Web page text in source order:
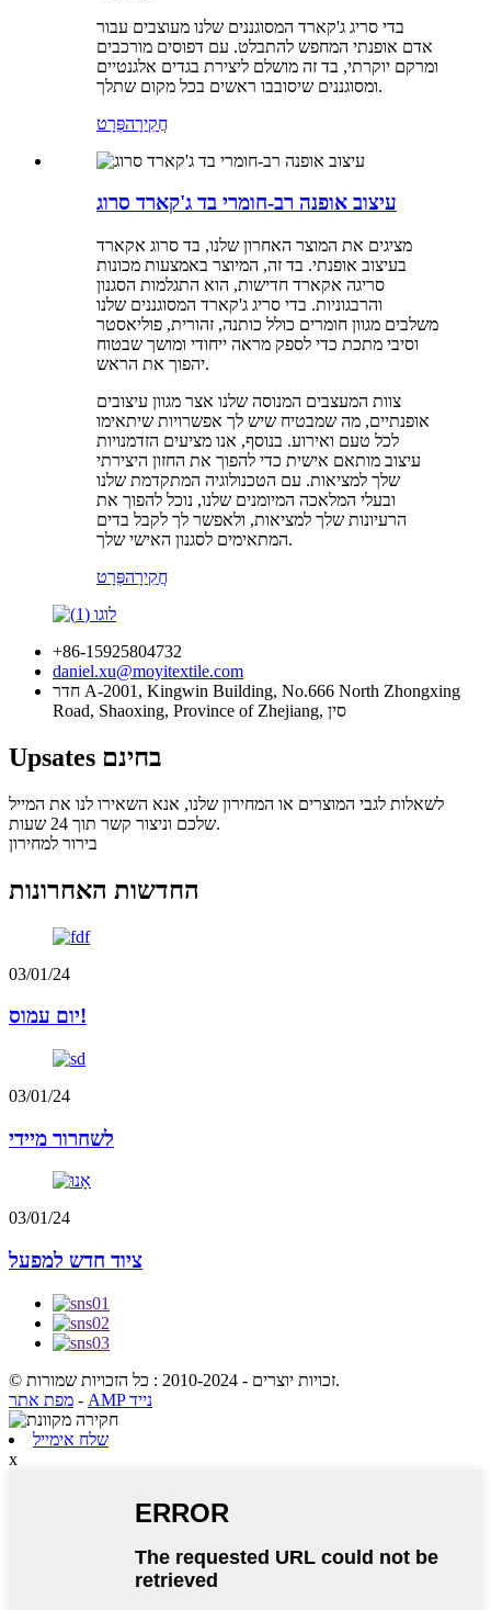
בדי סריג ג'קארד המסוגננים שלנו מעוצבים עבור
אדם אופנתי המחפש להתבלט. עם דפוסים מורכבים
ומרקם יוקרתי, בד זה מושלם ליצירת בגדים אלגנטיים
ומסוגננים שיסובבו ראשים בכל מקום שתלך.
חֲקִירָהפְּרָט
עיצוב אופנה רב-חומרי בד ג'קארד סרוג
מציגים את המוצר האחרון שלנו, בד סרוג אקארד
בעיצוב אופנתי. בד זה, המיוצר באמצעות מכונות
סריגה אקארד חדישות, הוא התגלמות הסגנון
והרבגוניות. בדי סריג ג'קארד המסוגננים שלנו
משלבים מגוון חומרים כולל כותנה, זהורית, פוליאסטר
וסיבי מתכת כדי לספק מראה ייחודי ומושך שבטוח
יהפוך את הראש.
צוות המעצבים המנוסה שלנו אצר מגוון עיצובים
אופנתיים, מה שמבטיח שיש לך אפשרויות שיתאימו
לכל טעם ואירוע. בנוסף, אנו מציעים הזדמנויות
עיצוב מותאם אישית כדי להפוך את החזון היצירתי
שלך למציאות. עם הטכנולוגיה המתקדמת שלנו
ובעלי המלאכה המיומנים שלנו, נוכל להפוך את
הרעיונות שלך למציאות, ולאפשר לך לקבל בדים
המתאימים לסגנון האישי שלך.
חֲקִירָהפְּרָט
+86-15925804732
daniel.xu@moyitextile.com
חדר A-2001, Kingwin Building, No.666 North Zhongxing
Road, Shaoxing, Province of Zhejiang, סין
Upsates בחינם
לשאלות לגבי המוצרים או המחירון שלנו, אנא השאירו לנו את המייל
שלכם וניצור קשר תוך 24 שעות.
בירור למחירון
החדשות האחרונות
03/01/24
יום עמוס!
03/01/24
לשחרור מיידי
03/01/24
ציוד חדש למפעל
© זכויות יוצרים - 2010-2024 : כל הזכויות שמורות.
מפת אתר - AMP נייד
שלח אימייל
x